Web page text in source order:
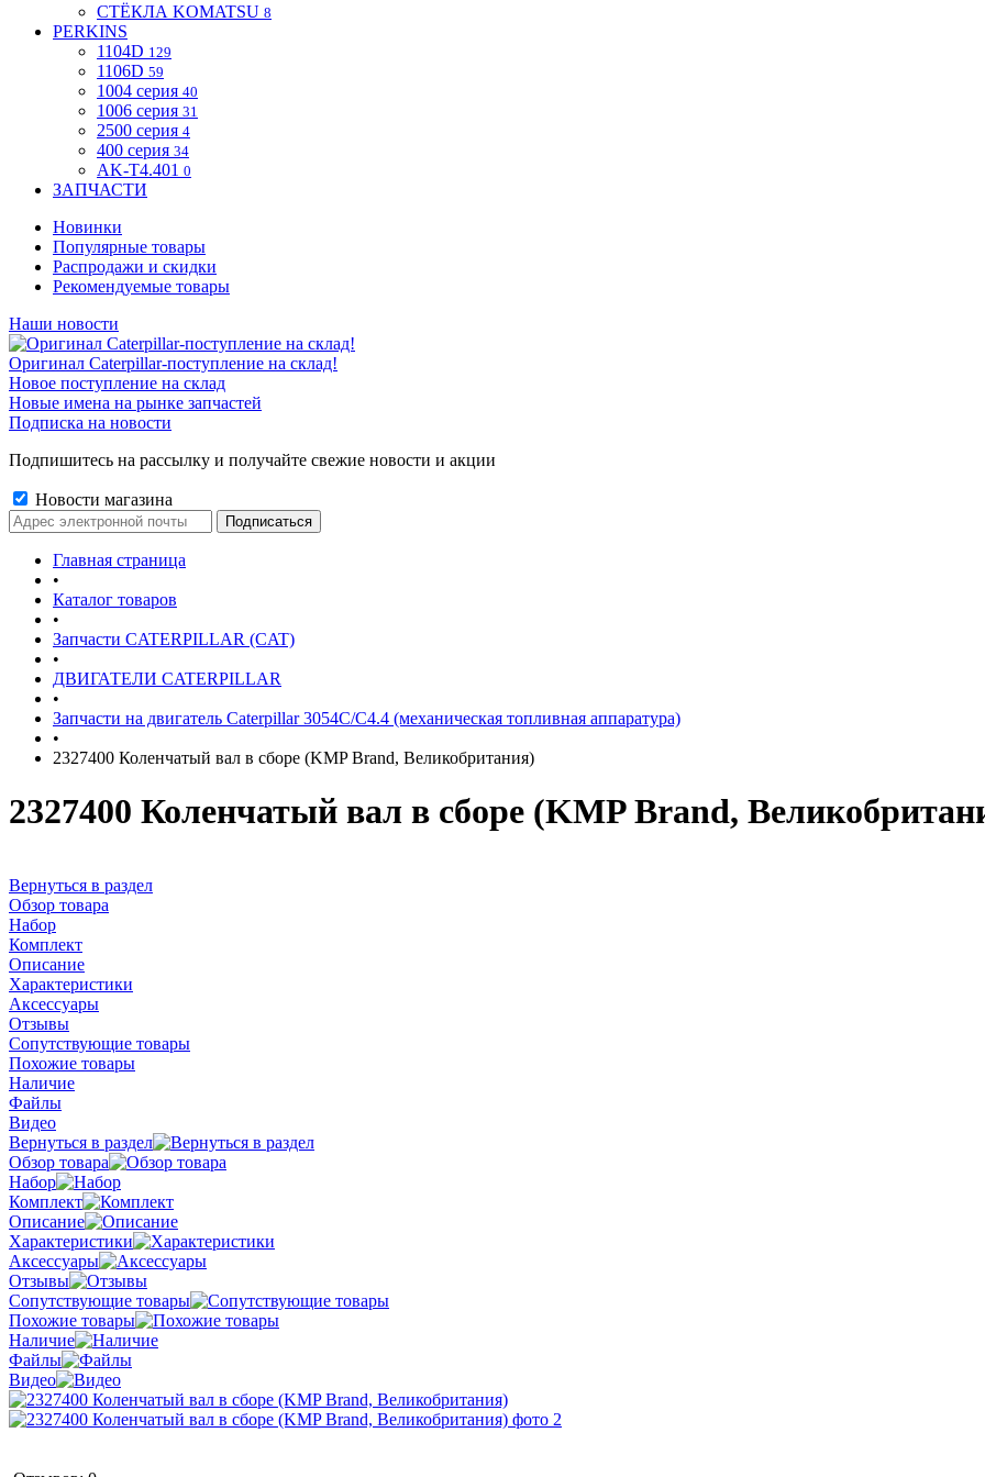
СТЁКЛА KOMATSU 8
PERKINS
1104D 129
1106D 59
1004 серия 40
1006 серия 31
2500 серия 4
400 серия 34
AK-T4.401 0
ЗАПЧАСТИ
Новинки
Популярные товары
Распродажи и скидки
Рекомендуемые товары
Наши новости
Оригинал Caterpillar-поступление на склад!
Новое поступление на склад
Новые имена на рынке запчастей
Подписка на новости
Подпишитесь на рассылку и получайте свежие новости и акции
Новости магазина
Главная страница
•
Каталог товаров
•
Запчасти CATERPILLAR (CAT)
•
ДВИГАТЕЛИ CATERPILLAR
•
Запчасти на двигатель Caterpillar 3054С/С4.4 (механическая топливная аппаратура)
•
2327400 Коленчатый вал в сборе (KMP Brand, Великобритания)
2327400 Коленчатый вал в сборе (KMP Brand,
Вернуться в раздел
Обзор товара
Набор
Комплект
Описание
Характеристики
Аксессуары
Отзывы
Сопутствующие товары
Похожие товары
Наличие
Файлы
Видео
Вернуться в раздел
Обзор товара
Набор
Комплект
Описание
Характеристики
Аксессуары
Отзывы
Сопутствующие товары
Похожие товары
Наличие
Файлы
Видео